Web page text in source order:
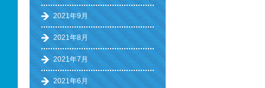
2021年9月
2021年8月
2021年7月
2021年6月